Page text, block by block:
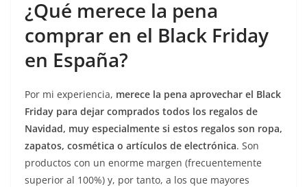
¿Qué merece la pena
comprar en el Black Friday
en España?
Por mi experiencia, merece la pena aprovechar el Black
Friday para dejar comprados todos los regalos de
Navidad, muy especialmente si estos regalos son ropa,
zapatos, cosmética o artículos de electrónica. Son
productos con un enorme margen (frecuentemente
superior al 100%) y, por tanto, a los que mayores